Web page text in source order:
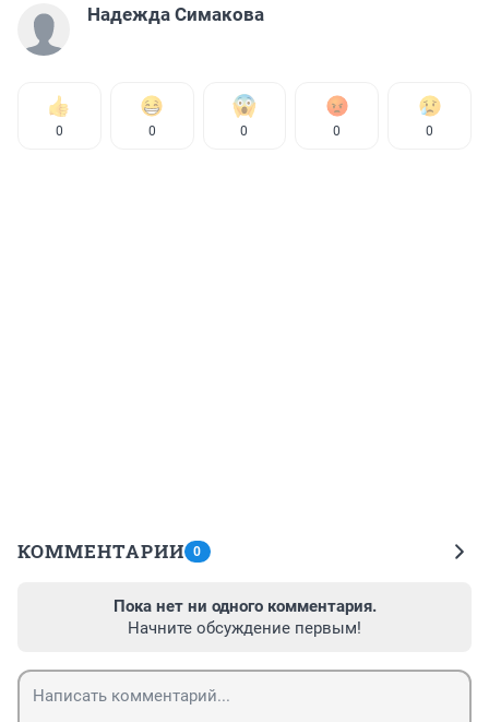
Надежда Симакова
0 0 0 0 0
КОММЕНТАРИИ 0
Пока нет ни одного комментария.
Начните обсуждение первым!